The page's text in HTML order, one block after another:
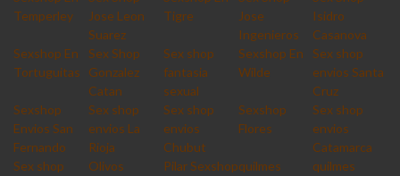
Temperley
Jose Leon
Suarez
Tigre
Jose
Ingenieros
Isidro
Casanova
Sexshop En
Tortuguitas
Sex Shop
Gonzalez
Catan
Sex shop
fantasia
sexual
Sexshop En
Wilde
Sex shop
envios Santa
Cruz
Sexshop
Envios San
Fernando
Sex shop
envios La
Rioja
Sex shop
envios
Chubut
Sexshop
Flores
Sex shop
envios
Catamarca
Sex shop
Olivos
Pilar Sexshopquilmes
quilmes